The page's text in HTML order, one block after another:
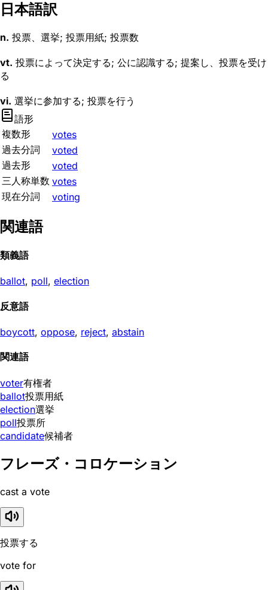
日本語訳
n. 投票、選挙; 投票用紙; 投票数
vt. 投票によって決定する; 公に認識する; 提案し、投票を受け
る
vi. 選挙に参加する; 投票を行う
語形
複数形
votes
過去分詞
voted
過去形
voted
三人称単数 votes
現在分詞
voting
関連語
類義語
ballot, poll, election
反意語
boycott, oppose, reject, abstain
関連語
voter有権者
ballot投票用紙
election選挙
poll投票所
candidate候補者
フレーズ・コロケーション
cast a vote
投票する
vote for